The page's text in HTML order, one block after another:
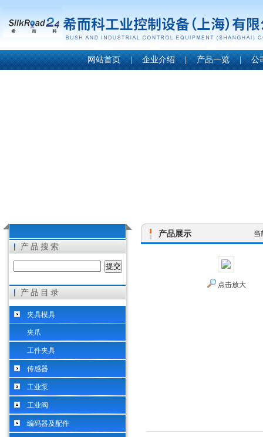
希而科工业控制设备（上海）有限公司
网站首页 | 企业介绍 | 产品一览 | 公
产品搜索
产品目录
夹具模具
夹爪
工件夹具
传感器
工业泵
工业阀
编码器及配件
产品展示 当
点击放大